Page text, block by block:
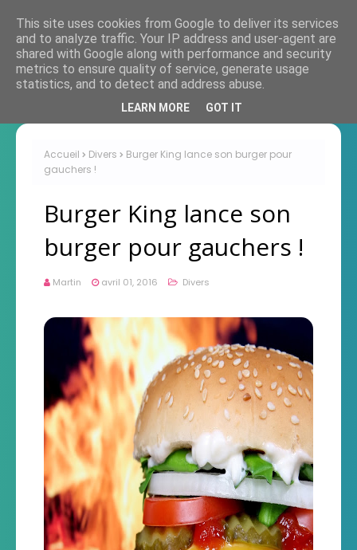
Accueil Divers
Burger King lance son burger pour
gauchers !
Burger King lance son
burger pour gauchers !
Martin avril 01, 2016 Divers
This site uses cookies from Google to deliver its services
and to analyze traffic. Your IP address and user-agent are
shared with Google along with performance and security
metrics to ensure quality of service, generate usage
statistics, and to detect and address abuse.
LEARN MORE GOT IT